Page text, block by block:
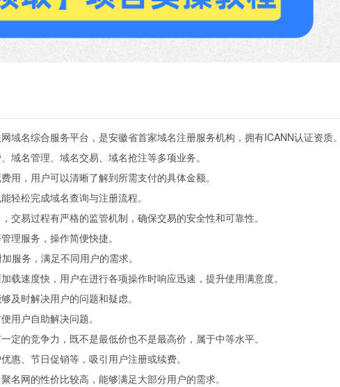
域名综合服务平台，是安徽省首家域名注册服务机构，拥有ICANN认证资质。
域名管理、域名交易、域名抢注等多项业务。
用，用户可以清晰了解到所需支付的具体金额。
轻松完成域名查询与注册流程。
交易过程有严格的监管机制，确保交易的安全性和可靠性。
理服务，操作简便快捷。
服务，满足不同用户的需求。
载速度快，用户在进行各项操作时响应迅速，提升使用满意度。
及时解决用户的问题和疑虑。
用户自助解决问题。
定的竞争力，既不是最低价也不是最高价，属于中等水平。
惠、节日促销等，吸引用户注册或续费。
名网的性价比较高，能够满足大部分用户的需求。